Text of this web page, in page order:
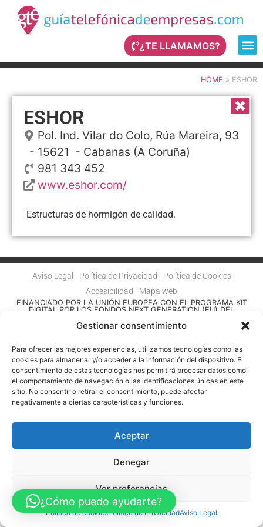
Gestionar consentimiento
Para ofrecer las mejores experiencias, utilizamos tecnologías como las
cookies para almacenar y/o acceder a la información del dispositivo. El
consentimiento de estas tecnologías nos permitirá procesar datos como
el comportamiento de navegación o las identificaciones únicas en este
sitio. No consentir o retirar el consentimiento, puede afectar
negativamente a ciertas características y funciones.
Aceptar
Denegar
Ver preferencias
Política de cookiesPolítica de PrivacidadAviso Legal
¿TE LLAMAMOS?
HOME » ESHOR
ESHOR
Pol. Ind. Vilar do Colo, Rúa Mareira, 93
- 15621 - Cabanas (A Coruña)
981 343 452
www.eshor.com/
Estructuras de hormigón de calidad.
Aviso Legal Política de Privacidad
Política de Cookies
Accesibilidad
Mapa web
FINANCIADO POR LA UNIÓN EUROPEA CON EL PROGRAMA KIT
DIGITAL POR LOS FONDOS NEXT GENERATION (EU) DEL
¿Cómo puedo ayudarte?